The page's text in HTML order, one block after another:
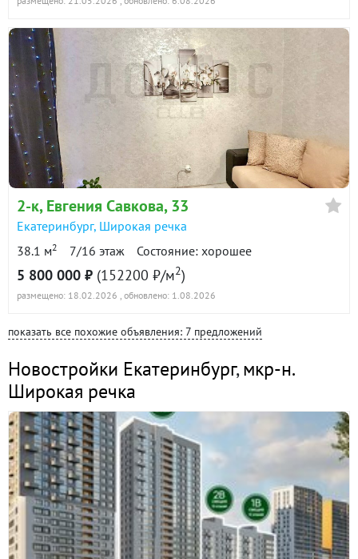
2-к, Евгения Савкова, 33
Екатеринбург, Широкая речка
38.1 м2 7/16 этаж Состояние: хорошее
5 800 000 ₽ (152200 ₽/м2)
размещено: 18.02.2026 , обновлено: 1.08.2026
показать все похожие объявления: 7 предложений
Новостройки Екатеринбург,мкр-н.
Широкая речка